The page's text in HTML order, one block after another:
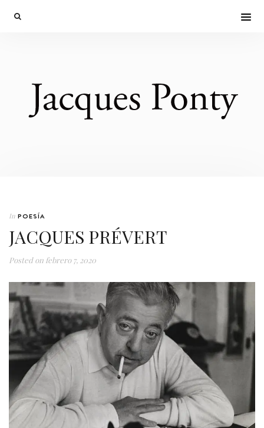
In POESÍA
JACQUES PRÉVERT
Posted on febrero 7, 2020